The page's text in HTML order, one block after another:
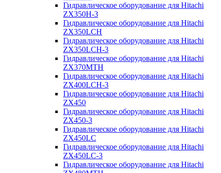
Гидравлическое оборудование для Hitachi
ZX350H-3
Гидравлическое оборудование для Hitachi
ZX350LCH
Гидравлическое оборудование для Hitachi
ZX350LCH-3
Гидравлическое оборудование для Hitachi
ZX370MTH
Гидравлическое оборудование для Hitachi
ZX400LCH-3
Гидравлическое оборудование для Hitachi
ZX450
Гидравлическое оборудование для Hitachi
ZX450-3
Гидравлическое оборудование для Hitachi
ZX450LC
Гидравлическое оборудование для Hitachi
ZX450LC-3
Гидравлическое оборудование для Hitachi